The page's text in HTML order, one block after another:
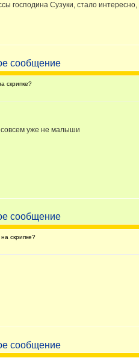
господина Сузуки, стало
скрипке?
совсем уже не малыши
скрипке?